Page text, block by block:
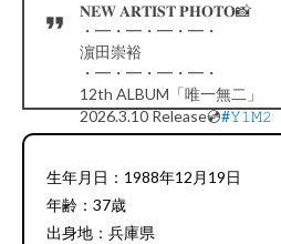
𝐍𝐄𝐖 𝐀𝐑𝐓𝐈𝐒𝐓 𝐏𝐇𝐎𝐓𝐎📸
・━・━・━・━・
濵田崇裕
・━・━・━・━・
12th ALBUM「唯一無二」
2026.3.10 Release💿#𝚈𝟷𝙼𝟸
pic.twitter.com/LaDY2Y8qn4
生年月日：1988年12月19日
年齢：37歳
出身地：兵庫県